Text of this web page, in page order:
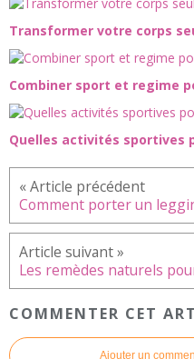
Transformer votre corps
Combiner sport et regime
Quelles activités sportives
Comment porter un
Les remèdes naturels
COMMENTER CET
Ajouter un